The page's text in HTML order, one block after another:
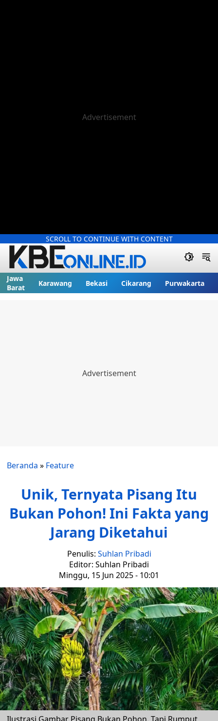
SCROLL TO CONTINUE WITH CONTENT
Jawa
Barat
Karawang Bekasi Cikarang Purwakarta
Beranda » Feature
Unik, Ternyata Pisang Itu
Bukan Pohon! Ini Fakta yang
Jarang Diketahui
Penulis: Suhlan Pribadi
Editor: Suhlan Pribadi
Minggu, 15 Jun 2025 - 10:01